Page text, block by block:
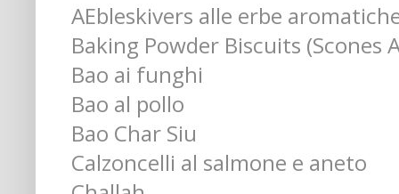
AEbleskivers alle erbe
Baking Powder Biscuits (Scones
Bao ai funghi
Bao al pollo
Bao Char Siu
Calzoncelli al salmone e aneto